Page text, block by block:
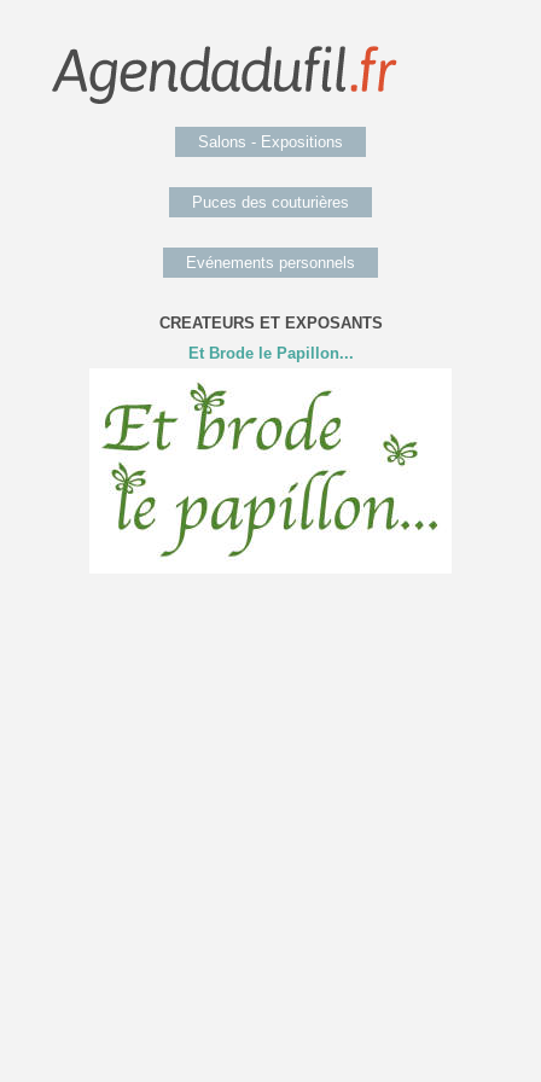
Salons - Expositions
Puces des couturières
Evénements personnels
CREATEURS ET EXPOSANTS
Et Brode le Papillon...